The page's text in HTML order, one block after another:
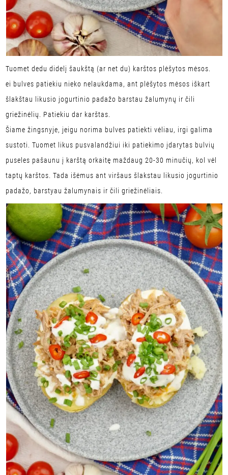
Tuomet dedu didelį šaukštą (ar net du) karštos plėšytos mėsos.
ei bulves patiekiu nieko nelaukdama, ant plėšytos mėsos iškart
šlakštau likusio jogurtinio padažo barstau žalumynų ir čili
griežinėlių. Patiekiu dar karštas.
Šiame žingsnyje, jeigu norima bulves patiekti vėliau, irgi galima
sustoti. Tuomet likus pusvalandžiui iki patiekimo įdarytas bulvių
puseles pašaunu į karštą orkaitę maždaug 20-30 minučių, kol vėl
taptų karštos. Tada išėmus ant viršaus šlakstau likusio jogurtinio
padažo, barstyau žalumynais ir čili griežinėliais.